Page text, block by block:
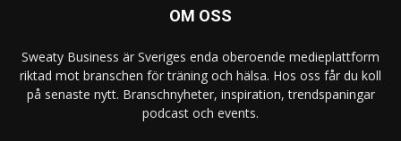
OM OSS
Sweaty Business är Sveriges enda oberoende medieplattform
riktad mot branschen för träning och hälsa. Hos oss får du koll
på senaste nytt. Branschnyheter, inspiration, trendspaningar
podcast och events.